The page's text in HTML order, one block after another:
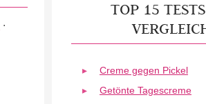
⋅
TOP 15
Creme gegen Pickel
Getönte Tagescreme